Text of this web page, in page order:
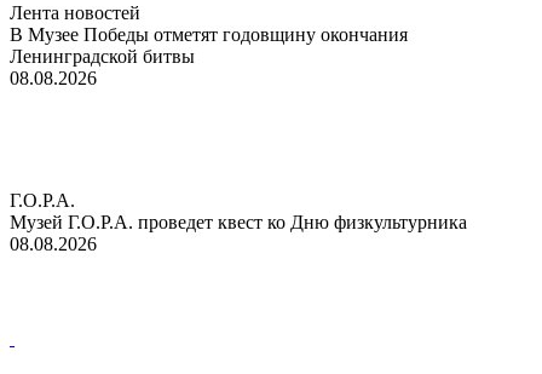
Лента новостей
В Музее Победы отметят годовщину окончания
Ленинградской битвы
08.08.2026
Г.О.Р.А.
Музей Г.О.Р.А. проведет квест ко Дню физкультурника
08.08.2026